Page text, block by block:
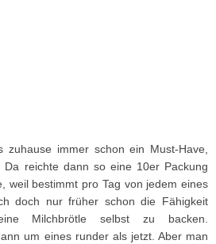
zuhause immer schon ein Must-Have,
reichte dann so eine 10er Packung
weil bestimmt pro Tag von jedem eines
doch nur früher schon die Fähigkeit
Milchbrötle selbst zu backen.
um eines runder als jetzt. Aber man